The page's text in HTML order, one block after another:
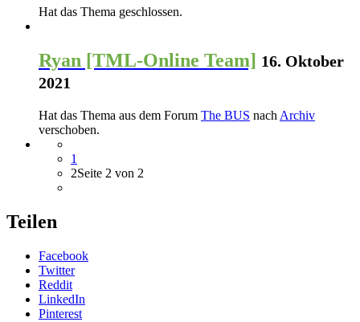
Hat das Thema geschlossen.
Ryan [TML-Online Team] 16. Oktober
2021
Hat das Thema aus dem Forum The BUS nachArchiv
verschoben.
1
2Seite 2 von 2
Teilen
Facebook
Twitter
Reddit
LinkedIn
Pinterest